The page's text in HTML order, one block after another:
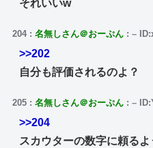
それいいw
204 :名無しさん＠おーぷん :–
>>202
自分も評価されるのよ？
205 :名無しさん＠おーぷん :–
>>204
スカウターの数字に頼る